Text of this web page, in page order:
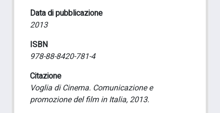
Data di pubblicazione
2013
ISBN
978-88-8420-781-4
Citazione
Voglia di Cinema. Comunicazione e
promozione del film in Italia, 2013.